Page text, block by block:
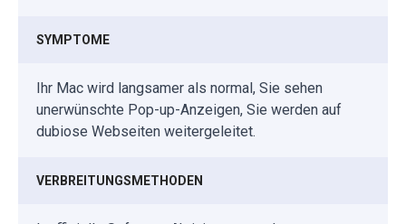
SYMPTOME
Ihr Mac wird langsamer als normal, Sie sehen
unerwünschte Pop-up-Anzeigen, Sie werden auf
dubiose Webseiten weitergeleitet.
VERBREITUNGSMETHODEN